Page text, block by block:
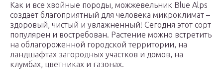
Как и все хвойные породы, можжевельник Blue Alps
создает благоприятный для человека микроклимат –
здоровый, чистый и увлажненный! Сегодня этот сорт
популярен и востребован. Растение можно встретить
на облагороженной городской территории, на
ландшафтах загородных участков и домов, на
клумбах, цветниках и газонах.